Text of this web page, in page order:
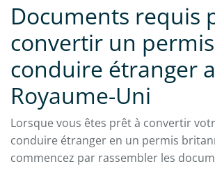
Documents requis
convertir un
conduire étranger
Royaume-Uni
Lorsque vous êtes prêt à convertir
conduire étranger en un permis
commencez par rassembler les